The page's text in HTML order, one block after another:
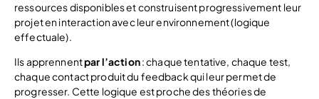
ressources disponibles et construisent progressivement leur
projet en interaction avec leur environnement (logique
effectuale).
Ils apprennentpar l’action: chaque tentative, chaque test,
chaque contact produit du feedback qui leur permet de
progresser. Cette logique est proche des théories de